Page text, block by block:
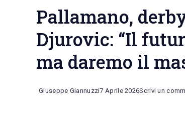
Pallamano,
Djurovic: “Il
ma daremo il
Giuseppe Giannuzzi7 Aprile 2026Scrivi un